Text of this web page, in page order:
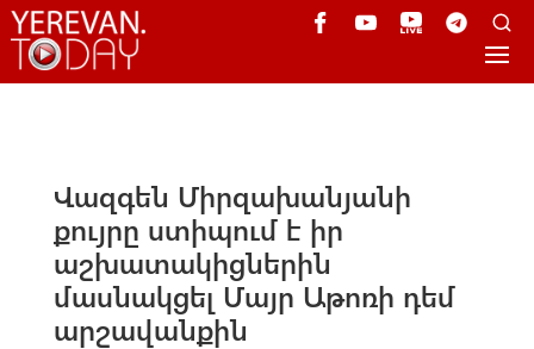
Վազգեն Միրզախանյանի
քույրը ստիպում է իր
աշխատակիցներին
մասնակցել Մայր Աթոռի դեմ
արշավանքին